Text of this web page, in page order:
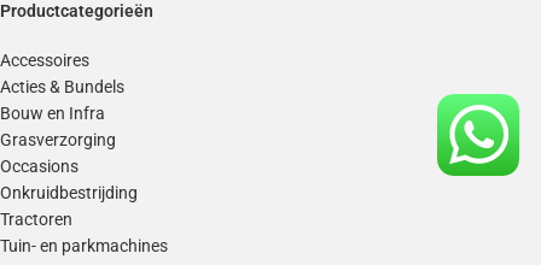
Productcategorieën
Accessoires
Acties & Bundels
Bouw en Infra
Grasverzorging
Occasions
Onkruidbestrijding
Tractoren
Tuin- en parkmachines